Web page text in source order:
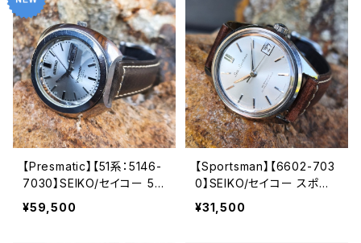
3-2】
【Presmatic】【51系：5146-
7030】SEIKO/セイコー 5 2
7石 Hi-Beat/ハイビート C
al.5146 キャリバー 機械式
¥59,500
【Sportsman】【6602-703
0】SEIKO/セイコー スポー
ツマン17カレンダー 17石 C
al.6602 キャリバー 機械式
¥31,500